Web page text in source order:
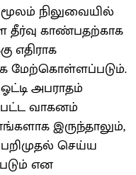
நிலுவையில்
காண்பதற்காக
எதிராக
மேற்கொள்ளப்படும்.
அபராதம்
வாகனம்
இருந்தாலும்,
செய்ய
என